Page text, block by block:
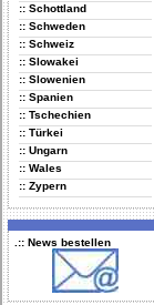
:: Schottland
:: Schweden
:: Schweiz
:: Slowakei
:: Slowenien
:: Spanien
:: Tschechien
:: Türkei
:: Ungarn
:: Wales
:: Zypern
.:: News bestellen